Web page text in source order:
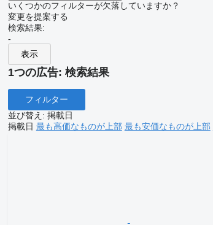
いくつかのフィルターが欠落していますか？
変更を提案する
検索結果:
-
表示
1つの広告: 検索結果
フィルター
並び替え : 掲載日
掲載日 最も高価なものが上部 最も安価なものが上部